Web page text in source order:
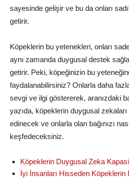
sayesinde gelişir ve bu da onları
getirir.
Köpeklerin bu yetenekleri, onları
aynı zamanda duygusal destek
getirir. Peki, köpeğinizin bu
faydalanabilirsiniz? Onlarla daha
sevgi ve ilgi göstererek, aranızdaki
yazıda, köpeklerin duygusal
edinecek ve onlarla olan bağınızı
keşfedeceksiniz.
Köpeklerin Duygusal Zeka
İyi İnsanları Hisseden Köpeklerin